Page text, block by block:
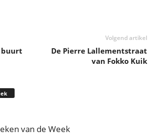
buurt
Volgend artikel
De Pierre Lallementstraat
van Fokko Kuik
van de Week